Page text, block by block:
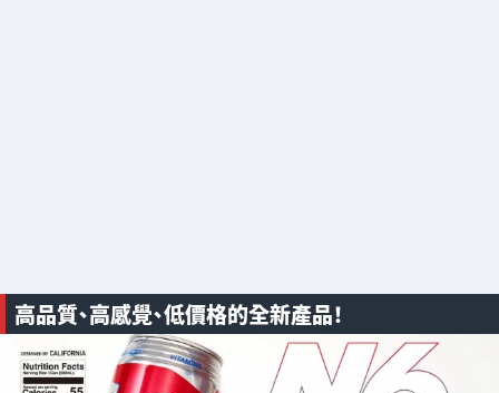
高品質、高感覺、低價格的全新產品！